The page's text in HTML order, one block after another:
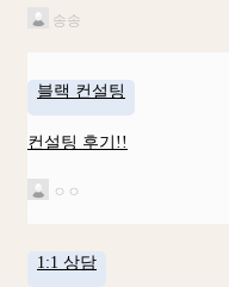
송송
블랙 컨설팅
컨설팅 후기!!
ㅇㅇ
1:1 상담